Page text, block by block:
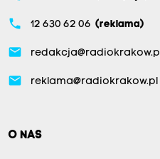
phone 12 630 62 06 (reklama)
email redakcja@radiokrakow.pl
email reklama@radiokrakow.pl
O NAS